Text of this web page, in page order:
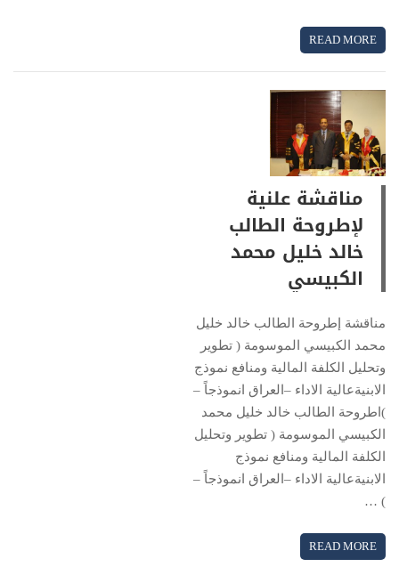
READ MORE
مناقشة علنية
لإطروحة الطالب
خالد خليل محمد
الكبيسي
مناقشة إطروحة الطالب خالد خليل
محمد الكبيسي الموسومة ( تطوير
وتحليل الكلفة المالية ومنافع نموذج
الابنيةعالية الاداء –العراق انموذجاً –
)اطروحة الطالب خالد خليل محمد
الكبيسي الموسومة ( تطوير وتحليل
الكلفة المالية ومنافع نموذج
الابنيةعالية الاداء –العراق انموذجاً –
) …
READ MORE